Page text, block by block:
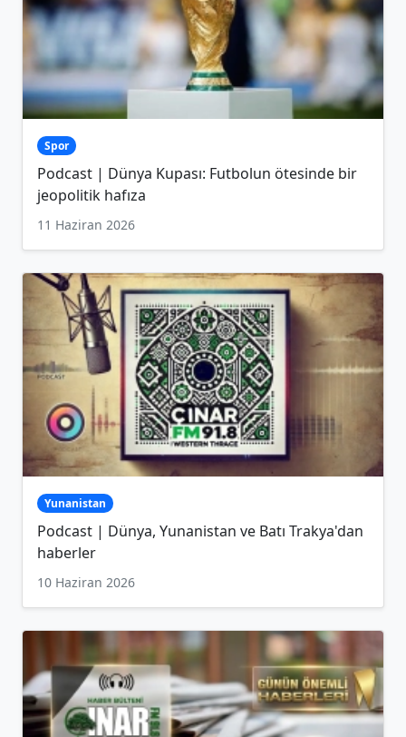
Spor
Podcast | Dünya Kupası: Futbolun ötesinde bir
jeopolitik hafıza
11 Haziran 2026
Yunanistan
Podcast | Dünya, Yunanistan ve Batı Trakya'dan
haberler
10 Haziran 2026